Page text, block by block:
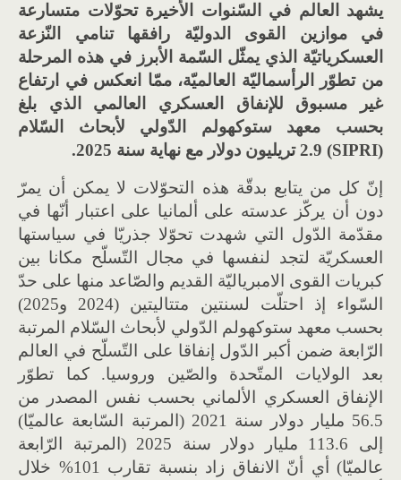
يشهد العالم في السّنوات الأخيرة تحوّلات متسارعة
في موازين القوى الدوليّة رافقها تنامي النّزعة
العسكرياتيّة الذي يمثّل السّمة الأبرز في هذه المرحلة
من تطوّر الرأسماليّة العالميّة، ممّا انعكس في ارتفاع
غير مسبوق للإنفاق العسكري العالمي الذي بلغ
بحسب معهد ستوكهولم الدّولي لأبحاث السّلام
(SIPRI) 2.9 تريليون دولار مع نهاية سنة 2025.
إنّ كل من يتابع بدقّة هذه التحوّلات لا يمكن أن يمرّ
دون أن يركّز عدسته على ألمانيا على اعتبار أنّها في
مقدّمة الدّول التي شهدت تحوّلا جذريّا في سياستها
العسكريّة لتجد لنفسها في مجال التّسلّح مكانا بين
كبريات القوى الامبرياليّة القديم والصّاعد منها على حدّ
السّواء إذ احتلّت لسنتين متتاليتين (2024 و2025)
بحسب معهد ستوكهولم الدّولي لأبحاث السّلام المرتبة
الرّابعة ضمن أكبر الدّول إنفاقا على التّسلّح في العالم
بعد الولايات المتّحدة والصّين وروسيا. كما تطوّر
الإنفاق العسكري الألماني بحسب نفس المصدر من
56.5 مليار دولار سنة 2021 (المرتبة السّابعة عالميّا)
إلى 113.6 مليار دولار سنة 2025 (المرتبة الرّابعة
عالميّا) أي أنّ الانفاق زاد بنسبة تقارب 101% خلال